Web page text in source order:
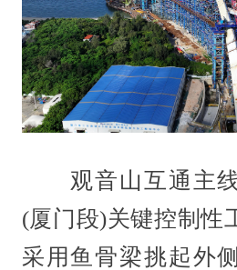
观音山互通主线
(厦门段)关键控制性
采用鱼骨梁挑起外